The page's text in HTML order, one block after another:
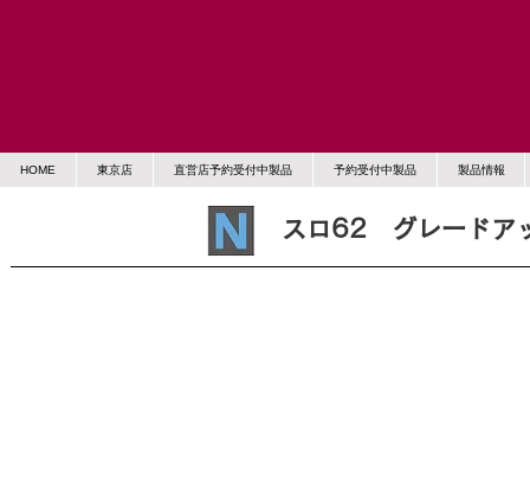
HOME 東京店 直営店予約受付中製品 予約受付中製品 製品情報
スロ62 グレードア